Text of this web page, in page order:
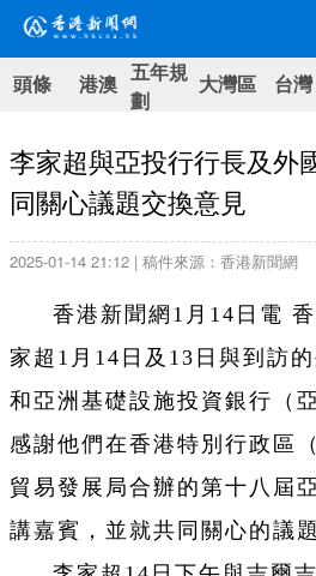
頭條 港澳 五年規
劃
大灣區 台灣
李家超與亞投行行長及外
同關心議題交換意見
2025-01-14 21:12 | 稿件來源：香港新聞網
香港新聞網1月14日電
家超1月14日及13日與到訪
和亞洲基礎設施投資銀行（
感謝他們在香港特別行政區
貿易發展局合辦的第十八屆
講嘉賓，並就共同關心的議